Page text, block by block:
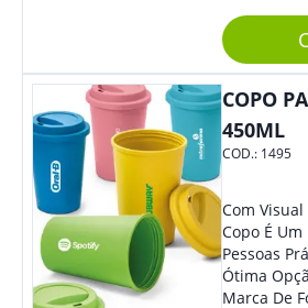
Prático E
Seus
À Eventos E
Moderno E
COPO
450ML
COD.: 1495
Com
Copo É
Pessoas
Ótima
Marca De